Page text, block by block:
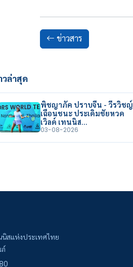
ข่าวสาร
วล่าสุด
พิชญาภัค ปราบจีน - วีรวิชญ์
เฉือนชนะ ประเดิมชัยหวด
เวิลด์ เทนนิส…
03-08-2026
สแห่งประเทศไทย